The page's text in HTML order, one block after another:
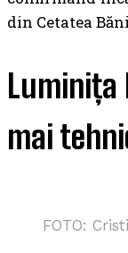
din Cetatea
Luminița
mai
FOTO: